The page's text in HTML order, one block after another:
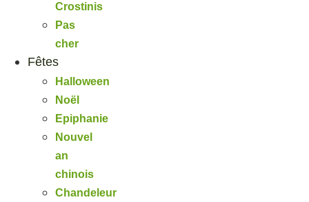
Crostinis
Pas
cher
Fêtes
Halloween
Noël
Epiphanie
Nouvel
an
chinois
Chandeleur